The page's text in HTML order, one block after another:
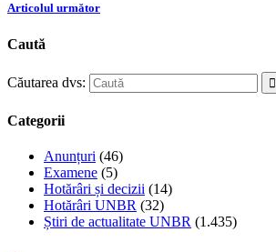
Articolul următor
Caută
Căutarea dvs:
Categorii
Anunțuri (46)
Examene (5)
Hotărâri și decizii (14)
Hotărâri UNBR (32)
Știri de actualitate UNBR (1.435)